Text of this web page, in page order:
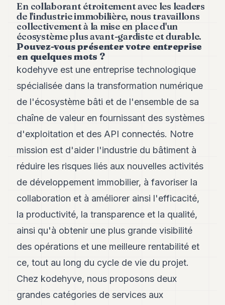
15
Andy
14
Andy
13
Andy
12
Andy
11
Andy
Andy
8
Andy
7
Andy
Andy
5
Andy
3
FINANCE
ART
En collaborant étroitement avec les leaders
de l'industrie immobilière, nous travaillons
collectivement à la mise en place d'un
écosystème plus avant-gardiste et durable.
Pouvez-vous présenter votre entreprise
en quelques mots ?
kodehyve est une entreprise technologique
spécialisée dans la transformation numérique
de l'écosystème bâti et de l'ensemble de sa
chaîne de valeur en fournissant des systèmes
d'exploitation et des API connectés. Notre
mission est d'aider l'industrie du bâtiment à
réduire les risques liés aux nouvelles activités
de développement immobilier, à favoriser la
collaboration et à améliorer ainsi l'efficacité,
la productivité, la transparence et la qualité,
ainsi qu'à obtenir une plus grande visibilité
des opérations et une meilleure rentabilité et
ce, tout au long du cycle de vie du projet.
Chez kodehyve, nous proposons deux
grandes catégories de services aux